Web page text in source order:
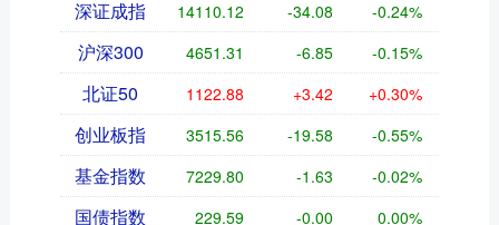
深证成指 14110.12 -34.08 -0.24%
沪深300 4651.31 -6.85 -0.15%
北证50 1122.88 +3.42 +0.30%
创业板指 3515.56 -19.58 -0.55%
基金指数 7229.80 -1.63 -0.02%
国债指数 229.59 -0.00 0.00%